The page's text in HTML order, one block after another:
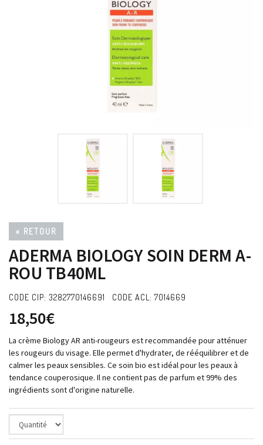
« RETOUR
ADERMA BIOLOGY SOIN DERM A-
ROU TB40ML
CODE CIP: 3282770146691 CODE ACL: 7014669
18,50€
La crème Biology AR anti-rougeurs est recommandée pour atténuer
les rougeurs du visage. Elle permet d'hydrater, de rééquilibrer et de
calmer les peaux sensibles. Ce soin bio est idéal pour les peaux à
tendance couperosique. Il ne contient pas de parfum et 99% des
ingrédients sont d'origine naturelle.